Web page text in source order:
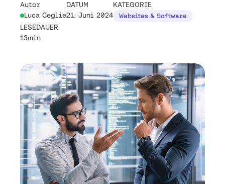
Autor
Luca Ceglie
DATUM
21. Juni 2024
KATEGORIE
Websites & Software
LESEDAUER
13min